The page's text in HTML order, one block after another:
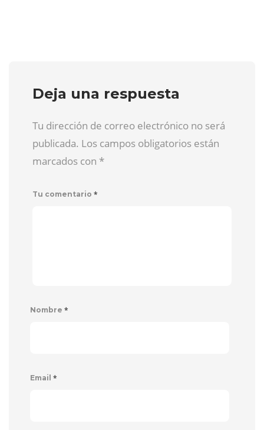
Deja una respuesta
Tu dirección de correo electrónico no será
publicada. Los campos obligatorios están
marcados con *
Tu comentario *
Nombre *
Email *